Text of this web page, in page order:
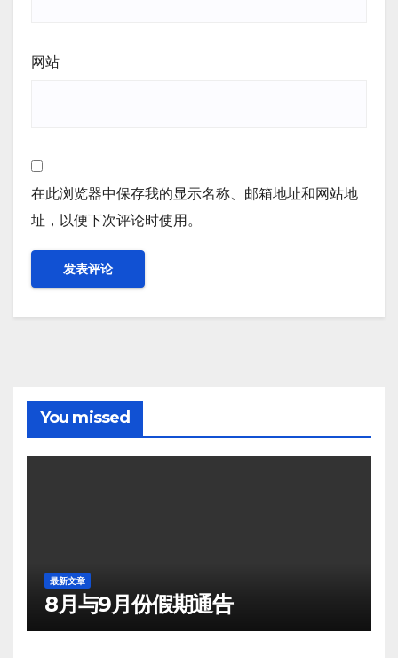
网站
在此浏览器中保存我的显示名称、邮箱地址和网站地
址，以便下次评论时使用。
You missed
最新文章
8月与9月份假期通告